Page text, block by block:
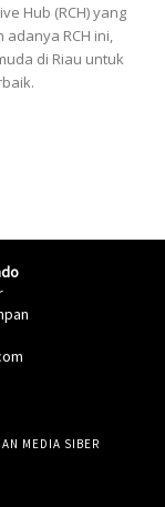
Hub (RCH) yang
adanya RCH ini,
di Riau untuk
MEDIA SIBER